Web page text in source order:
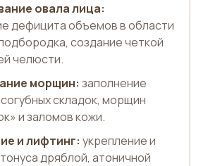
овала лица:
дефицита объемов в области
создание четкой
челюсти.
морщин: заполнение
складок, морщин
и заломов кожи.
и лифтинг: укрепление и
дряблой, атоничной